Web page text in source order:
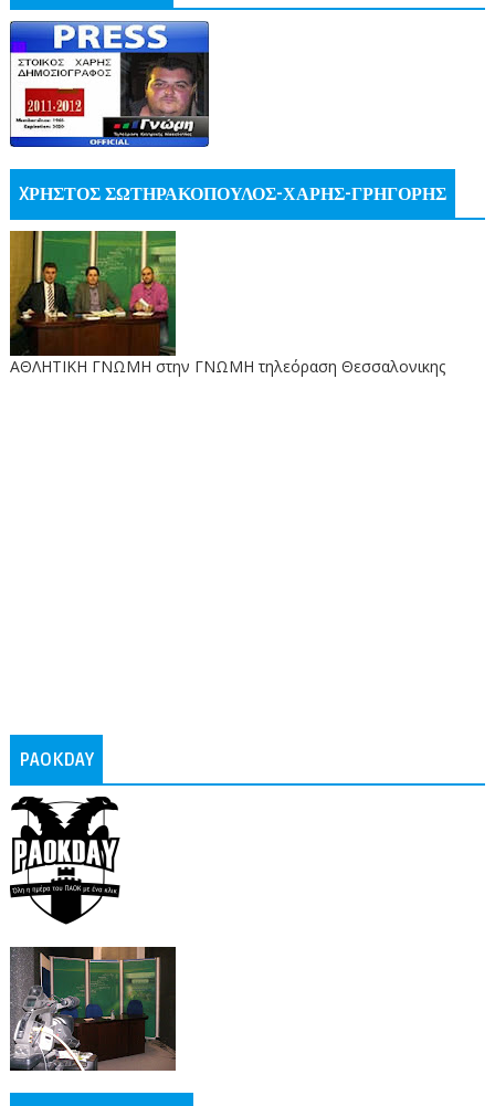
XΡΗΣΤΟΣ ΣΩΤΗΡΑΚΟΠΟΥΛΟΣ-ΧΑΡΗΣ-ΓΡΗΓΟΡΗΣ
ΑΘΛΗΤΙΚΗ ΓΝΩΜΗ στην ΓΝΩΜΗ τηλεόραση Θεσσαλονικης
PAOKDAY